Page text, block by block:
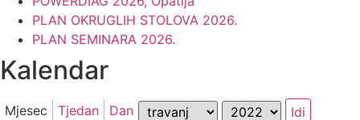
PLAN OKRUGLIH STOLOVA 2026.
PLAN SEMINARA 2026.
Kalendar
Mjesec Tjedan Dan Mjesec
Godina